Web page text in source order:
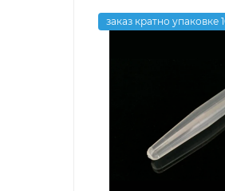
заказ кратно упаковке